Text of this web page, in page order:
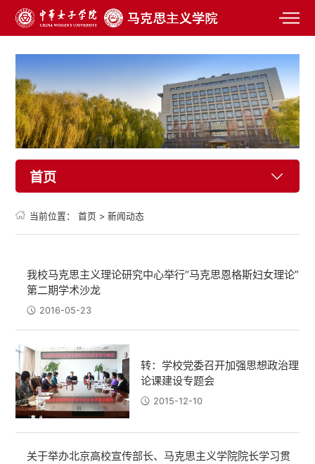
首页
当前位置：首页 >新闻动态
我校马克思主义理论研究中心举行“马克思恩格斯妇女理论”
第二期学术沙龙
2016-05-23
转：学校党委召开加强思想政治理
论课建设专题会
2015-12-10
关于举办北京高校宣传部长、马克思主义学院院长学习贯